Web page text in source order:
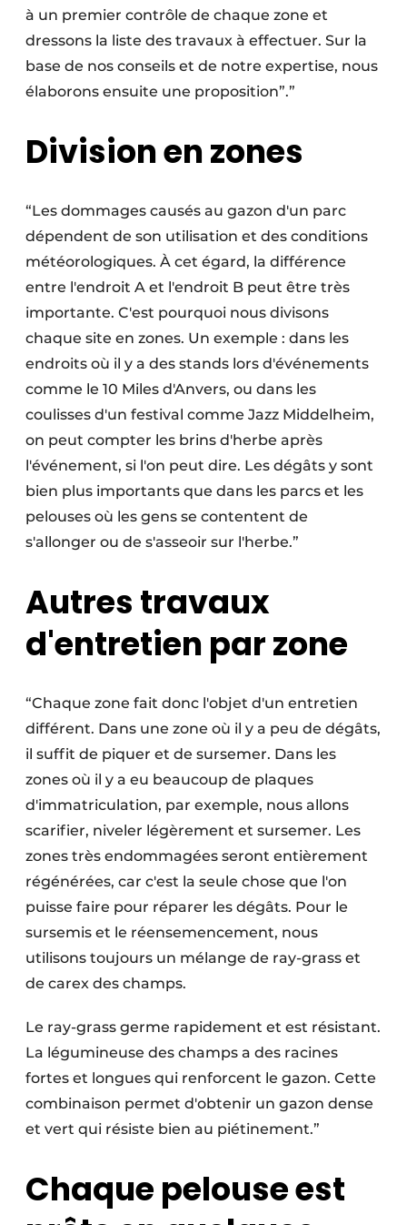
à un premier contrôle de chaque zone et
dressons la liste des travaux à effectuer. Sur la
base de nos conseils et de notre expertise, nous
élaborons ensuite une proposition”.”
Division en zones
“Les dommages causés au gazon d'un parc
dépendent de son utilisation et des conditions
météorologiques. À cet égard, la différence
entre l'endroit A et l'endroit B peut être très
importante. C'est pourquoi nous divisons
chaque site en zones. Un exemple : dans les
endroits où il y a des stands lors d'événements
comme le 10 Miles d'Anvers, ou dans les
coulisses d'un festival comme Jazz Middelheim,
on peut compter les brins d'herbe après
l'événement, si l'on peut dire. Les dégâts y sont
bien plus importants que dans les parcs et les
pelouses où les gens se contentent de
s'allonger ou de s'asseoir sur l'herbe.”
Autres travaux
d'entretien par zone
“Chaque zone fait donc l'objet d'un entretien
différent. Dans une zone où il y a peu de dégâts,
il suffit de piquer et de sursemer. Dans les
zones où il y a eu beaucoup de plaques
d'immatriculation, par exemple, nous allons
scarifier, niveler légèrement et sursemer. Les
zones très endommagées seront entièrement
régénérées, car c'est la seule chose que l'on
puisse faire pour réparer les dégâts. Pour le
sursemis et le réensemencement, nous
utilisons toujours un mélange de ray-grass et
de carex des champs.
Le ray-grass germe rapidement et est résistant.
La légumineuse des champs a des racines
fortes et longues qui renforcent le gazon. Cette
combinaison permet d'obtenir un gazon dense
et vert qui résiste bien au piétinement.”
Chaque pelouse est